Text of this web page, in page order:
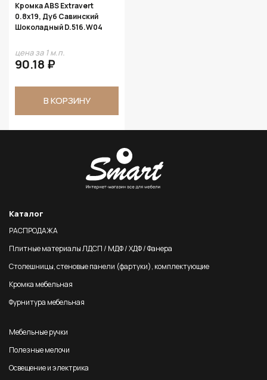
Кромка ABS Extravert
0.8х19, Дуб Савинский
Шоколадный D.516.W04
цена за 1 м.п.
90.18 ₽
В КОРЗИНУ
Каталог
РАСПРОДАЖА
Плитные материалы ЛДСП / МДФ / ХДФ / Фанера
Столешницы, стеновые панели (фартуки), комплектующие
Кромка мебельная
Фурнитура мебельная
Мебельные ручки
Полезные мелочи
Освещение и электрика